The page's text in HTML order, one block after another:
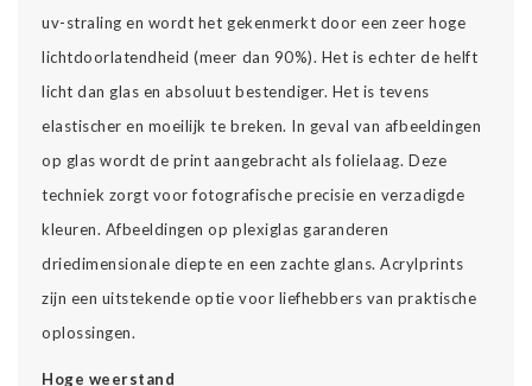
uv-straling en wordt het gekenmerkt door een zeer hoge
lichtdoorlatendheid (meer dan 90%). Het is echter de helft
licht dan glas en absoluut bestendiger. Het is tevens
elastischer en moeilijk te breken. In geval van afbeeldingen
op glas wordt de print aangebracht als folielaag. Deze
techniek zorgt voor fotografische precisie en verzadigde
kleuren. Afbeeldingen op plexiglas garanderen
driedimensionale diepte en een zachte glans. Acrylprints
zijn een uitstekende optie voor liefhebbers van praktische
oplossingen.
Hoge weerstand